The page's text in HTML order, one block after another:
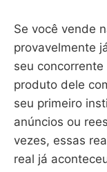
Se você vende
provavelmente
seu
produto dele
seu primeiro
anúncios ou
vezes, essas
real já